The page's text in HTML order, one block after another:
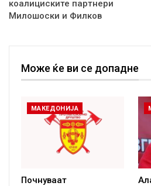
коалициските партнери
Милошоски и Филков
Може ќе ви се допадне
МАКЕДОНИЈА
Почнуваат